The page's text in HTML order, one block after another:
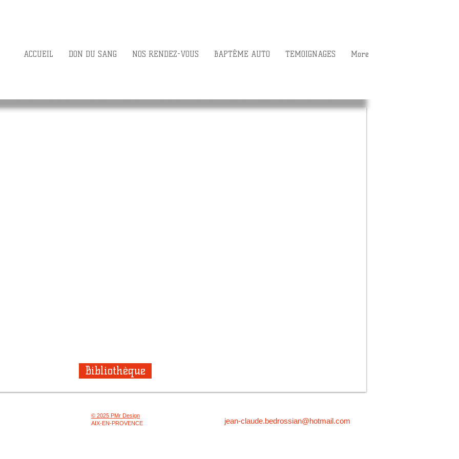
ACCUEIL DON DU SANG NOS RENDEZ-VOUS BAPTÊME AUTO TEMOIGNAGES More
Bibliothèque
© 2025 PMr Design
AIX-EN-PROVENCE
jean-claude.bedrossian@hotmail.com